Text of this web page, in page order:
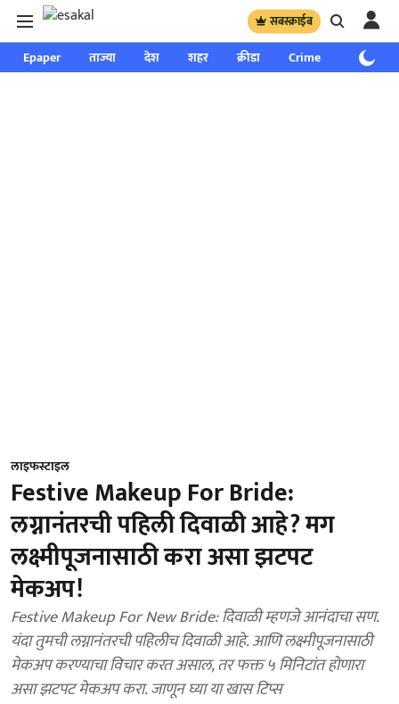
सबस्क्राईब
Epaper ताज्या देश शहर क्रीडा Crime साप्ताहिक
लाइफस्टाइल
Festive Makeup For Bride:
लग्नानंतरची पहिली दिवाळी आहे? मग
लक्ष्मीपूजनासाठी करा असा झटपट
मेकअप!
Festive Makeup For New Bride: दिवाळी म्हणजे आनंदाचा सण.
यंदा तुमची लग्नानंतरची पहिलीच दिवाळी आहे. आणि लक्ष्मीपूजनासाठी
मेकअप करण्याचा विचार करत असाल, तर फक्त ५ मिनिटांत होणारा
असा झटपट मेकअप करा. जाणून घ्या या खास टिप्स